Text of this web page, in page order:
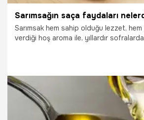
Sarımsak hem sahip olduğu lezzet,
verdiği hoş aroma ile, yıllardır
19.10.2025 Sağlık